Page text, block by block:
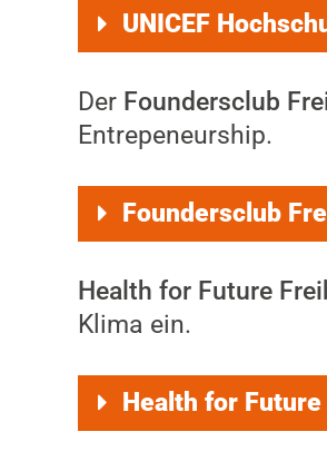
UNICEF
Der Foundersclub
Entrepeneurship.
Foundersclub
Health for Future
Klima ein.
Health for